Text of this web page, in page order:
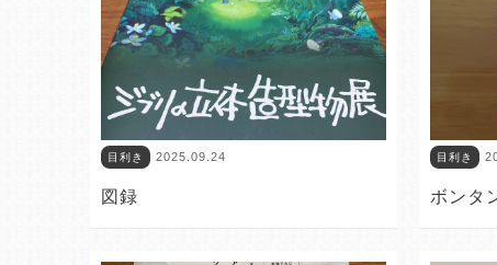
目利き 2025.09.24
図録
目利き
ボンタ